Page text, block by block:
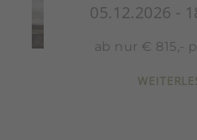
05.12.2026 -
ab nur € 815,-